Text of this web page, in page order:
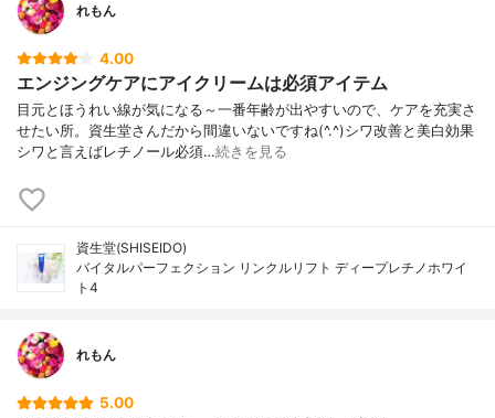
れもん
4.00
エンジングケアにアイクリームは必須アイテム
目元とほうれい線が気になる～一番年齢が出やすいので、ケアを充実さ
せたい所。資生堂さんだから間違いないですね(^.^)シワ改善と美白効果
シワと言えばレチノール必須…続きを見る
資生堂(SHISEIDO)
バイタルパーフェクション リンクルリフト ディープレチノホワイ
ト4
れもん
5.00